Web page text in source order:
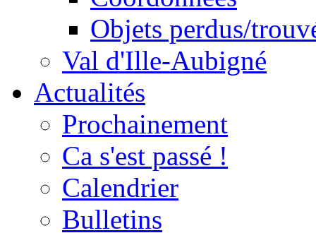
Objets perdus/
Val d'Ille-Aubigné
Actualités
Prochainement
Ca s'est passé !
Calendrier
Bulletins